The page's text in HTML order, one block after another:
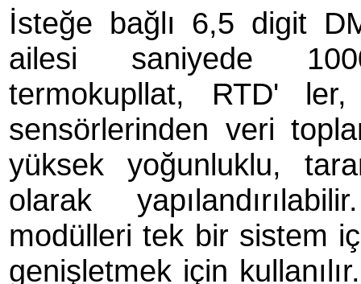
İsteğe bağlı 6,5 digit
ailesi saniyede
termokupllat, RTD'
sensörlerinden veri
yüksek yoğunluklu,
olarak
modülleri tek bir sistem
genişletmek için